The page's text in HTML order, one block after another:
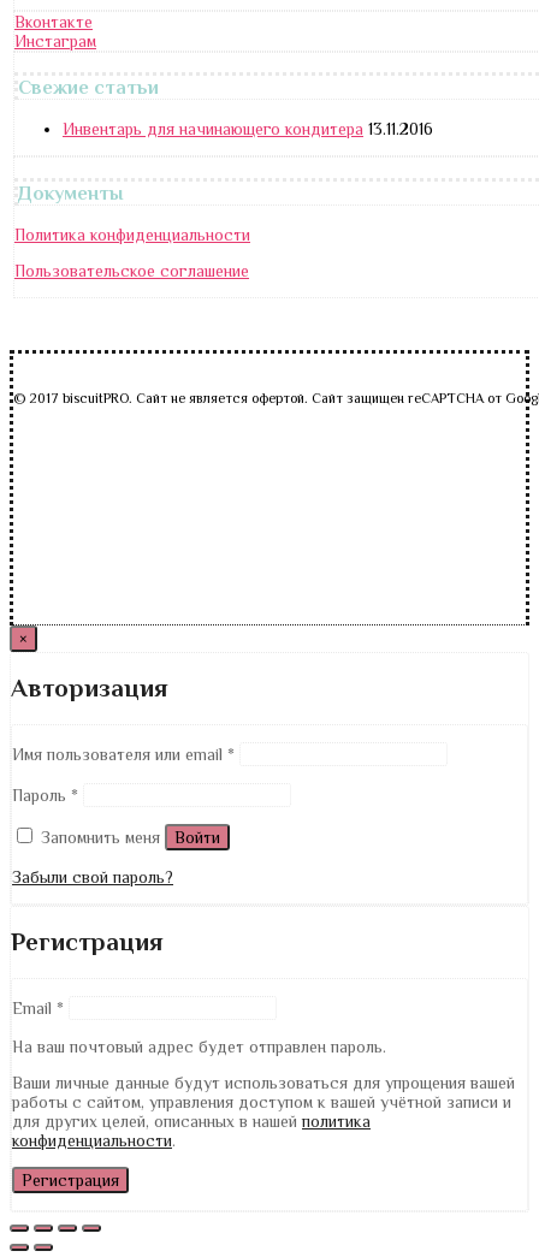
Вконтакте
Инстаграм
Свежие статьи
Инвентарь для начинающего кондитера 13.11.2016
Документы
Политика конфиденциальности
Пользовательское соглашение
© 2017 biscuitPRO. Сайт не является офертой. Сайт защищен reCAPTCHA от
×
Авторизация
Имя пользователя или email *
Пароль *
Запомнить меня Войти
Забыли свой пароль?
Регистрация
Email *
На ваш почтовый адрес будет отправлен пароль.
Ваши личные данные будут использоваться для упрощения вашей
работы с сайтом, управления доступом к вашей учётной записи и
для других целей, описанных в нашейполитика
конфиденциальности.
Регистрация